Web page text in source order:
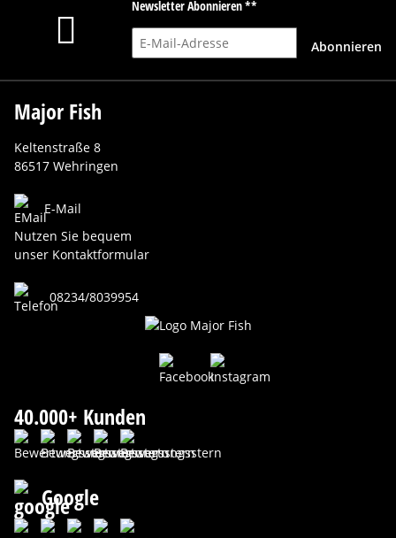
Newsletter Abonnieren **
E-Mail-Adresse
Abonnieren
Major Fish
Keltenstraße 8
86517 Wehringen
E-Mail
Nutzen Sie bequem
unser Kontaktformular
08234/8039954
40.000+ Kunden
Google